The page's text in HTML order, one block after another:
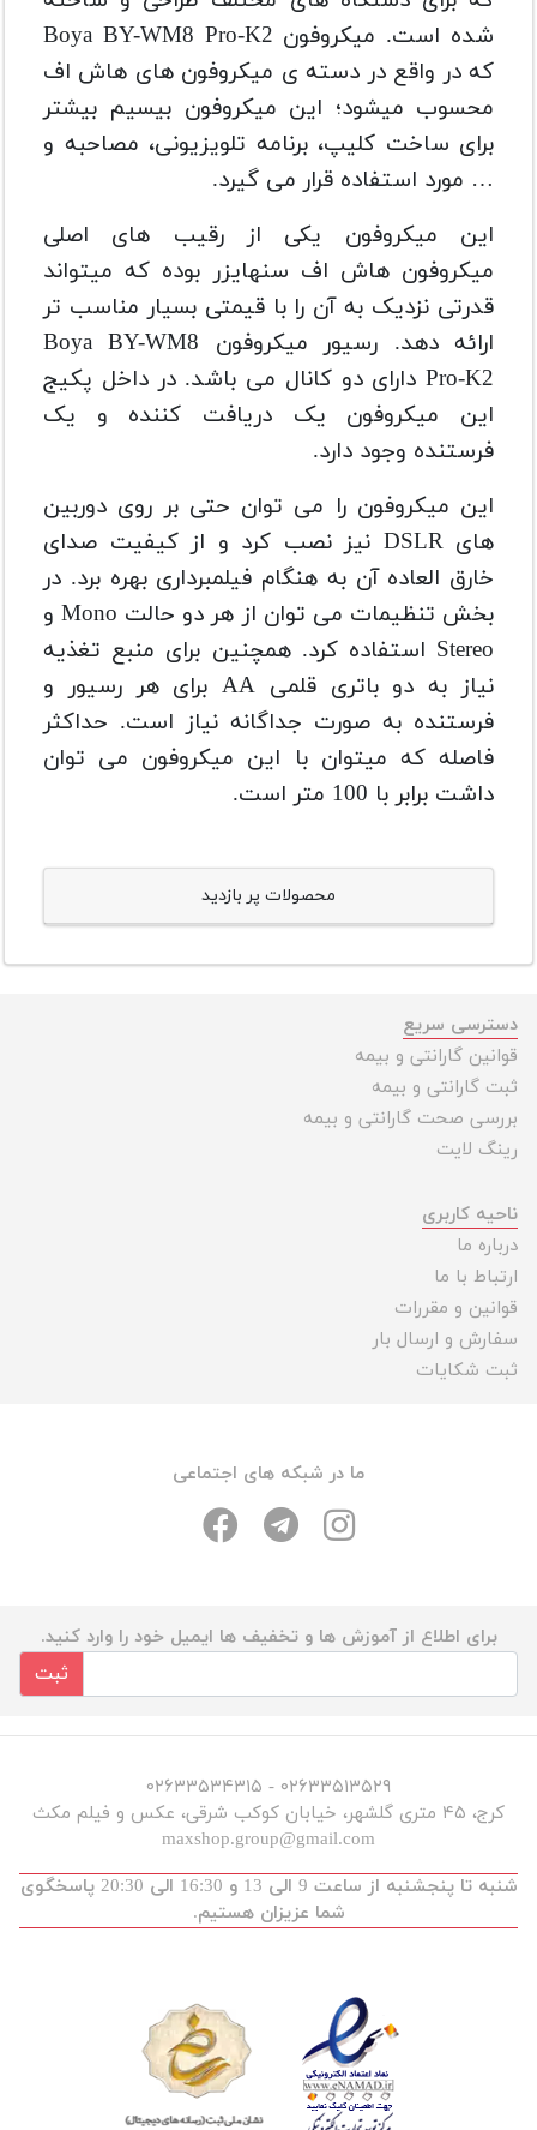
شده است. میکروفون Boya BY-WM8 Pro-K2
که در واقع در دسته ی میکروفون های هاش اف
محسوب میشود؛ این میکروفون بیسیم بیشتر
برای ساخت کلیپ، برنامه تلویزیونی، مصاحبه و
… مورد استفاده قرار می گیرد.
این میکروفون یکی از رقیب های اصلی
میکروفون هاش اف سنهایزر بوده که میتواند
قدرتی نزدیک به آن را با قیمتی بسیار مناسب تر
ارائه دهد. رسیور میکروفون Boya BY-WM8
Pro-K2 دارای دو کانال می باشد. در داخل پکیج
این میکروفون یک دریافت کننده و یک
فرستنده وجود دارد.
این میکروفون را می توان حتی بر روی دوربین
های DSLR نیز نصب کرد و از کیفیت صدای
خارق العاده آن به هنگام فیلمبرداری بهره برد. در
بخش تنظیمات می توان از هر دو حالت Mono و
Stereo استفاده کرد. همچنین برای منبع تغذیه
نیاز به دو باتری قلمی AA برای هر رسیور و
فرستنده به صورت جداگانه نیاز است. حداکثر
فاصله که میتوان با این میکروفون می توان
داشت برابر با 100 متر است.
محصولات پر بازدید
دسترسی سریع
قوانین گارانتی و بیمه
ثبت گارانتی و بیمه
بررسی صحت گارانتی و بیمه
رینگ لایت
ناحیه کاربری
درباره ما
ارتباط با ما
قوانین و مقررات
سفارش و ارسال بار
ثبت شکایات
ما در شبکه های اجتماعی
برای اطلاع از آموزش ها و تخفیف ها ایمیل خود را وارد کنید.
ثبت
۰۲۶۳۳۵۱۳۵۲۹ - ۰۲۶۳۳۵۳۴۳۱۵
کرج، ۴۵ متری گلشهر، خیابان کوکب شرقی، عکس و فیلم مکث
maxshop.group@gmail.com
شنبه تا پنجشنبه از ساعت 9 الی 13 و 16:30 الی 20:30 پاسخگوی
شما عزیزان هستیم.